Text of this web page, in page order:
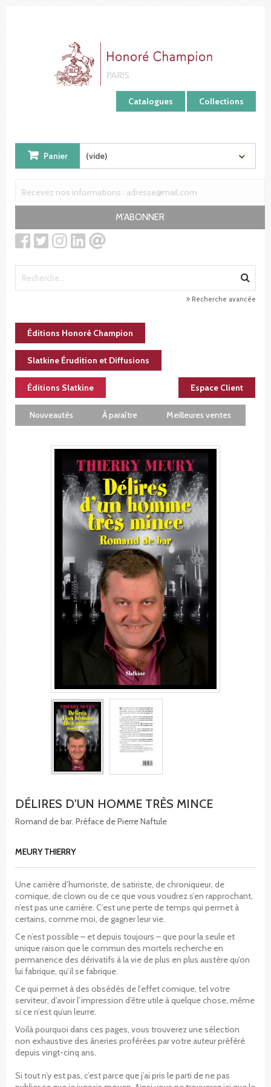
Catalogues Collections
Panier (vide)
M'ABONNER
Recherche avancée
Éditions Honoré Champion
Slatkine Érudition et Diffusions
Éditions Slatkine Espace Client
Nouveautés À paraître Meilleures ventes
DÉLIRES D'UN HOMME TRÈS MINCE
Romand de bar. Préface de Pierre Naftule
MEURY THIERRY
Une carrière d’humoriste, de satiriste, de chroniqueur, de
comique, de clown ou de ce que vous voudrez s’en rapprochant,
n’est pas une carrière. C’est une perte de temps qui permet à
certains, comme moi, de gagner leur vie.
Ce n’est possible – et depuis toujours – que pour la seule et
unique raison que le commun des mortels recherche en
permanence des dérivatifs à la vie de plus en plus austère qu’on
lui fabrique, qu’il se fabrique.
Ce qui permet à des obsédés de l’effet comique, tel votre
serviteur, d’avoir l’impression d’être utile à quelque chose, même
si ce n’est qu’un leurre.
Voilà pourquoi dans ces pages, vous trouverez une sélection
non exhaustive des âneries proférées par votre auteur préféré
depuis vingt-cinq ans.
Si tout n’y est pas, c’est parce que j’ai pris le parti de ne pas